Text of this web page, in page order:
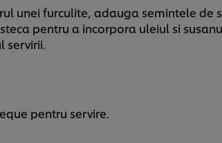
unei furculite, adauga semintele de
pentru a incorpora uleiul si
servirii.
pentru servire.